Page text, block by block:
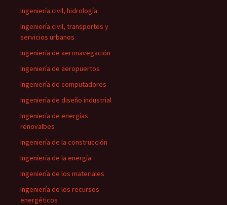
Ingeniería civil, hidrología
Ingeniería civil, transportes y
servicios urbanos
Ingeniería de aeronavegación
Ingeniería de aeropuertos
Ingeniería de computadores
Ingeniería de diseño industrial
Ingeniería de energías
renovalbes
Ingeniería de la construcción
Ingeniería de la energía
Ingeniería de los materiales
Ingeniería de los recursos
energéticos